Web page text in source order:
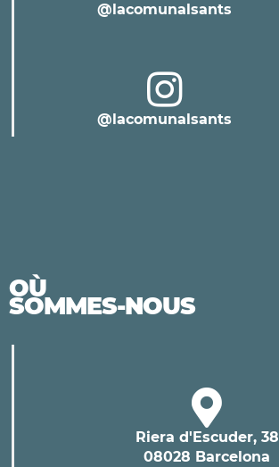
@lacomunalsants
@lacomunalsants
OÙ
SOMMES-NOUS
Riera d'Escuder, 38
08028 Barcelona